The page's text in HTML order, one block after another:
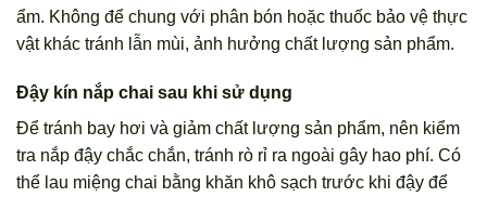
ẩm. Không để chung với phân bón hoặc thuốc bảo vệ thực
vật khác tránh lẫn mùi, ảnh hưởng chất lượng sản phẩm.
Đậy kín nắp chai sau khi sử dụng
Để tránh bay hơi và giảm chất lượng sản phẩm, nên kiểm
tra nắp đậy chắc chắn, tránh rò rỉ ra ngoài gây hao phí. Có
thể lau miệng chai bằng khăn khô sạch trước khi đậy để